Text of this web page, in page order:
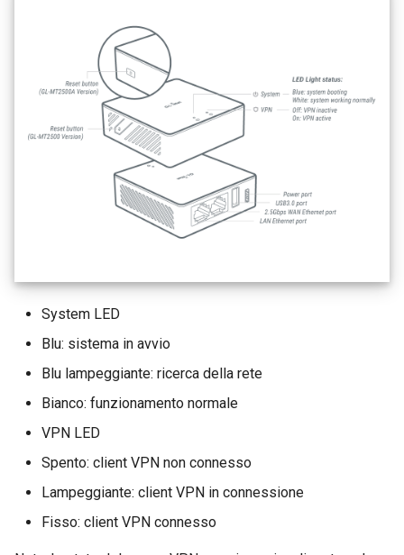
System LED
Blu: sistema in avvio
Blu lampeggiante: ricerca della rete
Bianco: funzionamento normale
VPN LED
Spento: client VPN non connesso
Lampeggiante: client VPN in connessione
Fisso: client VPN connesso